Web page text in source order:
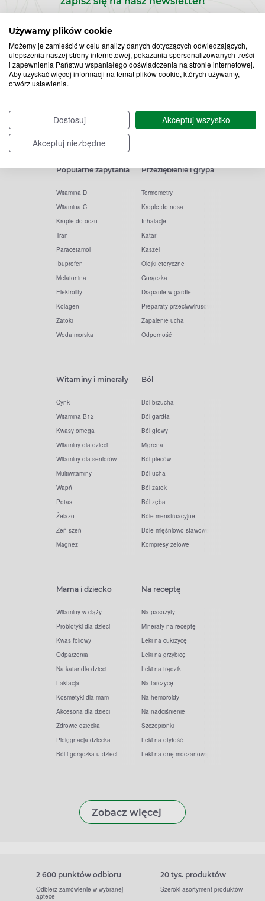
Używamy plików cookie
Możemy je zamieścić w celu analizy danych dotyczących odwiedzających,
ulepszenia naszej strony internetowej, pokazania spersonalizowanych treści
i zapewnienia Państwu wspaniałego doświadczenia na stronie internetowej.
Aby uzyskać więcej informacji na temat plików cookie, których używamy,
otwórz ustawienia.
Dostosuj
Akceptuj wszystko
Akceptuj niezbędne
Zapisz
do
newslettera
Chcę otrzymywać newsletter Apteline* rozwiń>
Popularne zapytania
Witamina D
Witamina C
Krople do oczu
Tran
Paracetamol
Ibuprofen
Melatonina
Elektrolity
Kolagen
Zatoki
Woda morska
Przeziębienie i grypa
Termometry
Krople do nosa
Inhalacje
Katar
Kaszel
Olejki eteryczne
Gorączka
Drapanie w gardle
Preparaty przeciwwirusowe
Zapalenie ucha
Odporność
Witaminy i minerały
Cynk
Witamina B12
Kwasy omega
Witaminy dla dzieci
Witaminy dla seniorów
Multiwitaminy
Wapń
Potas
Żelazo
Żeń-szeń
Magnez
Ból
Ból brzucha
Ból gardła
Ból głowy
Migrena
Ból pleców
Ból ucha
Ból zatok
Ból zęba
Bóle menstruacyjne
Bóle mięśniowo-stawowe
Kompresy żelowe
Mama i dziecko
Witaminy w ciąży
Probiotyki dla dzieci
Kwas foliowy
Odparzenia
Na katar dla dzieci
Laktacja
Kosmetyki dla mam
Akcesoria dla dzieci
Zdrowie dziecka
Pielęgnacja dziecka
Ból i gorączka u dzieci
Na receptę
Na pasożyty
Minerały na receptę
Leki na cukrzycę
Leki na grzybicę
Leki na trądzik
Na tarczycę
Na hemoroidy
Na nadciśnienie
Szczepionki
Leki na otyłość
Leki na dnę moczanową
Zobacz więcej
2 600 punktów odbioru
Odbierz zamówienie w wybranej
aptece
20 tys. produktów
Szeroki asortyment produktów